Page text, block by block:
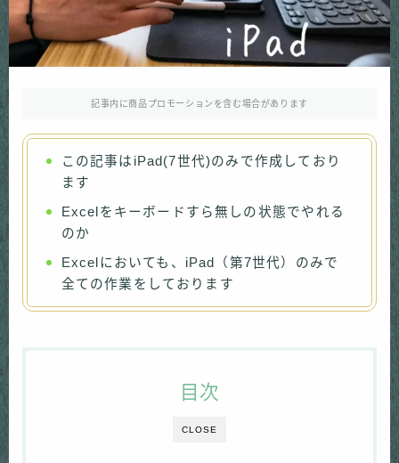
記事内に商品プロモーションを含む場合があります
この記事はiPad(7世代)のみで作成しており
ます
Excelをキーボードすら無しの状態でやれる
のか
Excelにおいても、iPad（第7世代）のみで
全ての作業をしております
CLOSE
目次